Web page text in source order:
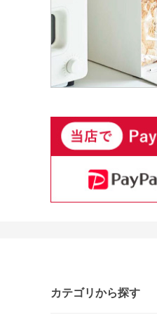
カテゴリから探す